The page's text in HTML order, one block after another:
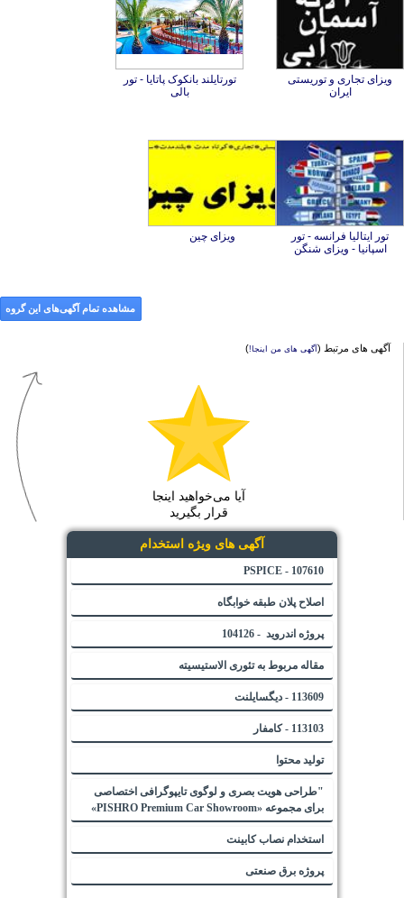
ویزای تجاری و توریستی
ایران
تورتایلند بانکوک پاتایا - تور
بالی
تور ایتالیا فرانسه - تور
اسپانیا - ویزای شنگن
ویزای چین
مشاهده تمام آگهی‌های این گروه
آگهی های مرتبط (آگهی های من اینجا!)
آیا می‌خواهید اینجا
قرار بگیرید
آگهی های ویژه استخدام
107610 - PSPICE
اصلاح پلان طبقه خوابگاه
پروژه اندروید - 104126
مقاله مربوط به تئوری الاستیسیته
113609 - دیگسایلنت
113103 - کامفار
تولید محتوا
"طراحی هویت بصری و لوگوی تایپوگرافی اختصاصی
برای مجموعه «PISHRO Premium Car Showroom»
استخدام نصاب کابینت
پروژه برق صنعتی